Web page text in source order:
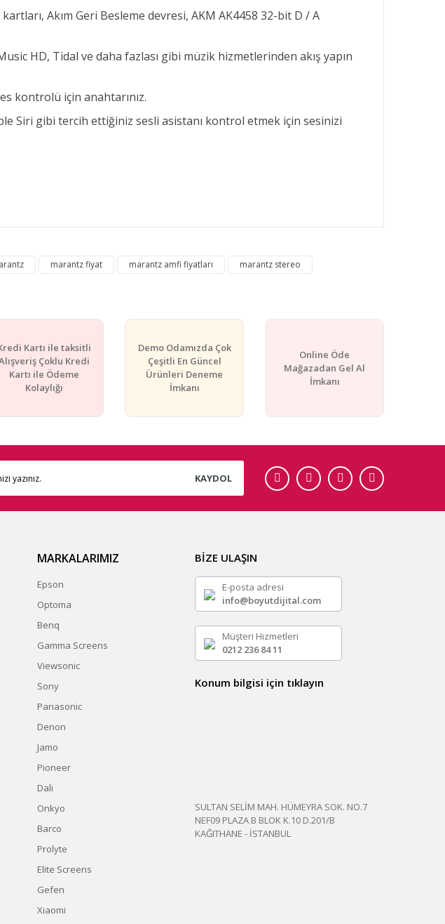
Akım Geri Besleme devresi, AKM AK4458 32-bit D / A
HD, Tidal ve daha fazlası gibi müzik hizmetlerinden akış yapın
kontrolü için anahtarınız.
Siri gibi tercih ettiğiniz sesli asistanı kontrol etmek için sesinizi
yapın! marantz fiyat marantz amfi fiyatları
marantz stereo
Kartı ile taksitli
Çoklu Kredi
Kartı ile Ödeme
Kolaylığı
Demo Odamızda Çok
Çeşitli En Güncel
Ürünleri Deneme
İmkanı
Online Öde
Mağazadan Gel Al
İmkanı
KAYDOL
MARKALARIMIZ
Epson
Optoma
Benq
Gamma Screens
Viewsonic
Sony
Panasonic
Denon
Jamo
Pioneer
Dali
Onkyo
Barco
Prolyte
Elite Screens
Gefen
Xiaomi
BİZE ULAŞIN
E-posta adresi
info@boyutdijital.com
Müşteri Hizmetleri
0212 236 84 11
Konum bilgisi için tıklayın
SULTAN SELİM MAH. HÜMEYRA SOK. NO.7
NEF09 PLAZA B BLOK K.10 D.201/B
KAĞITHANE - İSTANBUL